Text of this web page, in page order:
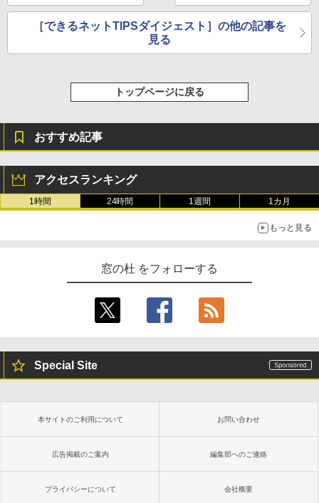
目（5月第4週）
解説に注目（6月第1
週）
［できるネットTIPSダイジェスト］の他の記事を
見る
トップページに戻る
おすすめ記事
アクセスランキング
1時間 24時間 1週間 1カ月
もっと見る
窓の杜 をフォローする
Special Site
本サイトのご利用について お問い合わせ
広告掲載のご案内 編集部へのご連絡
プライバシーについて 会社概要